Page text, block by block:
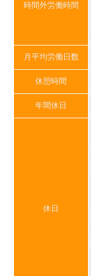
時間外労働時間
月平均労働日数
休憩時間
年間休日
休日